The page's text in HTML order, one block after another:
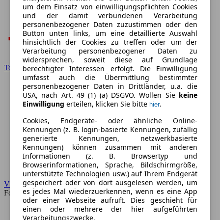
Toyota
VW
Forum
um dem Einsatz von einwilligungspflichten Cookies
und der damit verbundenen Verarbeitung
personenbezogener Daten zuzustimmen oder den
Button unten links, um eine detaillierte Auswahl
hinsichtlich der Cookies zu treffen oder um der
Verarbeitung personenbezogener Daten zu
widersprechen, soweit diese auf Grundlage
berechtigter Interessen erfolgt. Die Einwilligung
umfasst auch die Übermittlung bestimmter
personenbezogener Daten in Drittländer, u.a. die
USA, nach Art. 49 (1) (a) DSGVO. Wollen Sie keine
Einwilligung erteilen, klicken Sie bitte hier.
Cookies, Endgeräte- oder ähnliche Online-
Kennungen (z. B. login-basierte Kennungen, zufällig
generierte Kennungen, netzwerkbasierte
Kennungen) können zusammen mit anderen
Informationen (z. B. Browsertyp und
Browserinformationen, Sprache, Bildschirmgröße,
unterstützte Technologien usw.) auf Ihrem Endgerät
gespeichert oder von dort ausgelesen werden, um
es jedes Mal wiederzuerkennen, wenn es eine App
oder einer Webseite aufruft. Dies geschieht für
einen oder mehrere der hier aufgeführten
Verarbeitungszwecke.